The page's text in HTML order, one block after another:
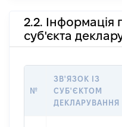
2.2. Інформація
суб'єкта
№
ЗВ'ЯЗОК ІЗ
СУБ'ЄКТОМ
ДЕКЛАРУВАННЯ